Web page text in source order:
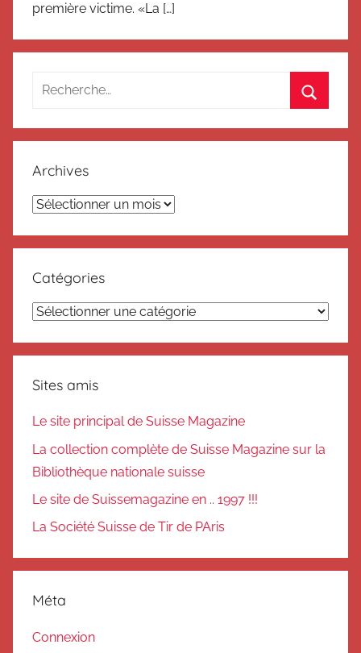
première victime. «La […]
Recherche
:
Archives
Archives
Catégories
Catégories
Sites amis
Le site principal de Suisse Magazine
La collection complète de Suisse Magazine sur la
Bibliothèque nationale suisse
Le site de Suissemagazine en .. 1997 !!!
La Société Suisse de Tir de PAris
Méta
Connexion